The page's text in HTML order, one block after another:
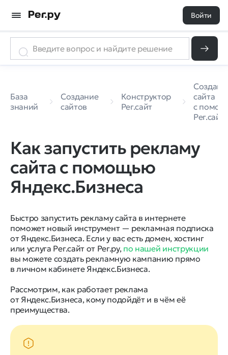
Войти
База
знаний
Создание
сайтов
Конструктор
Рег.сайт
сайта
с
Рег.сайт
Как запустить рекламу
сайта с помощью
Яндекс.Бизнеса
Быстро запустить рекламу сайта в интернете
поможет новый инструмент — рекламная подписка
от Яндекс.Бизнеса. Если у вас есть домен, хостинг
или услуга Рег.сайт от Рег.ру, по нашей инструкции
вы можете создать рекламную кампанию прямо
в личном кабинете Яндекс.Бизнеса.
Рассмотрим, как работает реклама
от Яндекс.Бизнеса, кому подойдёт и в чём её
преимущества.